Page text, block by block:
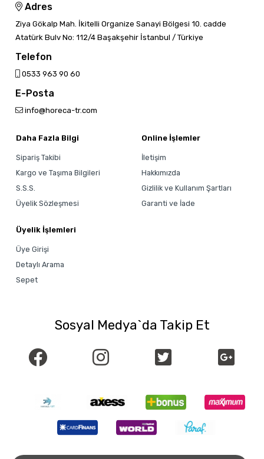
Adres
Ziya Gökalp Mah. İkitelli Organize Sanayi Bölgesi 10. cadde
Atatürk Bulv No: 112/4 Başakşehir İstanbul / Türkiye
Telefon
0533 963 90 60
E-Posta
info@horeca-tr.com
Daha Fazla Bilgi
Sipariş Takibi
Kargo ve Taşıma Bilgileri
S.S.S.
Üyelik Sözleşmesi
Online İşlemler
İletişim
Hakkımızda
Gizlilik ve Kullanım Şartları
Garanti ve İade
Üyelik İşlemleri
Üye Girişi
Detaylı Arama
Sepet
Sosyal Medya`da Takip Et